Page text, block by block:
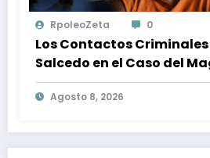
RpoleoZeta 0
Los Contactos
Salcedo en el Caso del
Fernando Villavicencio
Agosto 8, 2026